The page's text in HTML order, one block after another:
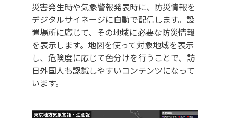
災害発生時や気象警報発表時に、防災情報を
デジタルサイネージに自動で配信します。設
置場所に応じて、その地域に必要な防災情報
を表示します。地図を使って対象地域を表示
し、危険度に応じて色分けを行うことで、訪
日外国人も認識しやすいコンテンツになって
います。